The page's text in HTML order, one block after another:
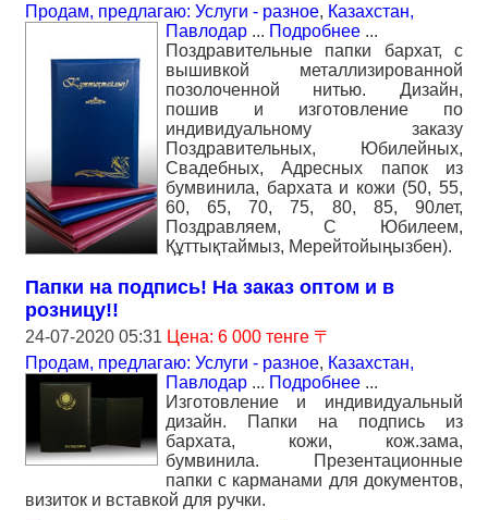
Продам, предлагаю: Услуги - разное, Казахстан,
Павлодар ... Подробнее ...
Поздравительные папки бархат, с
вышивкой металлизированной
позолоченной нитью. Дизайн,
пошив и изготовление по
индивидуальному заказу
Поздравительных, Юбилейных,
Свадебных, Адресных папок из
бумвинила, бархата и кожи (50, 55,
60, 65, 70, 75, 80, 85, 90лет,
Поздравляем, С Юбилеем,
Құттықтаймыз, Мерейтойыңызбен).
Папки на подпись! На заказ оптом и в
розницу!!
24-07-2020 05:31 Цена: 6 000 тенге 〒
Продам, предлагаю: Услуги - разное, Казахстан,
Павлодар ... Подробнее ...
Изготовление и индивидуальный
дизайн. Папки на подпись из
бархата, кожи, кож.зама,
бумвинила. Презентационные
папки с карманами для документов,
визиток и вставкой для ручки.